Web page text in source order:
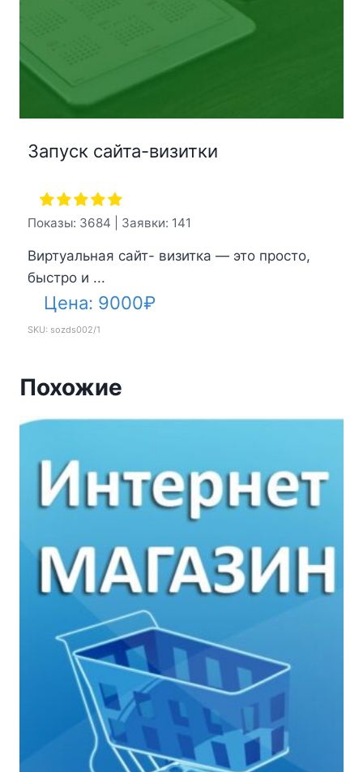
Запуск сайта-визитки
Показы: 3684 | Заявки: 141
Виртуальная сайт- визитка — это просто,
быстро и ...
Цена: 9000₽
SKU: sozds002/1
Похожие